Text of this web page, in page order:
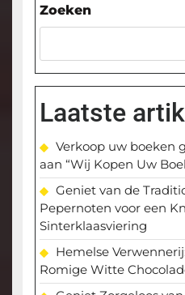
Zoeken
Laatste
Verkoop uw boeken
aan “Wij Kopen Uw
Geniet van de
Pepernoten voor een
Sinterklaasviering
Hemelse
Romige Witte